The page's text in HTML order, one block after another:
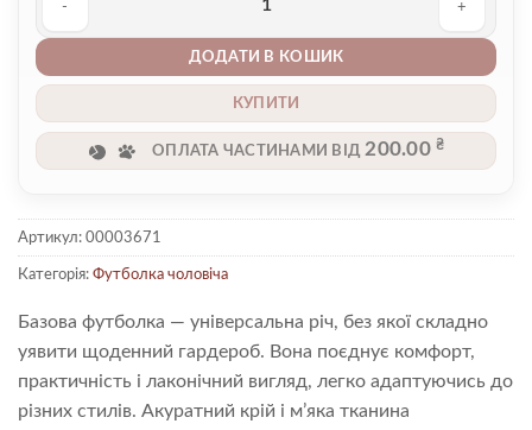
ДОДАТИ В КОШИК
КУПИТИ
ОПЛАТА ЧАСТИНАМИ ВІД 200.00₴
Артикул: 00003671
Категорія: Футболка чоловіча
Базова футболка — універсальна річ, без якої складно
уявити щоденний гардероб. Вона поєднує комфорт,
практичність і лаконічний вигляд, легко адаптуючись до
різних стилів. Акуратний крій і м’яка тканина